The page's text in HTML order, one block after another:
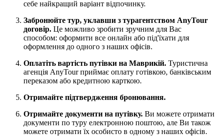
себе найкращий варіант відпочинку.
Забронюйте тур, уклавши з турагентством AnyTour
договір. Це можливо зробити зручним для Вас
способом: оформити все онлайн або під'їхати для
оформлення до одного з наших офісів.
Оплатіть вартість путівки на Маврикій. Туристична
агенція AnyTour приймає оплату готівкою, банківським
переказом або кредитною карткою.
Отримайте підтвердження бронювання.
Отримайте документи на путівку. Ви можете отримати
документи по туру електронною поштою, але Ви також
можете отримати їх особисто в одному з наших офісів.